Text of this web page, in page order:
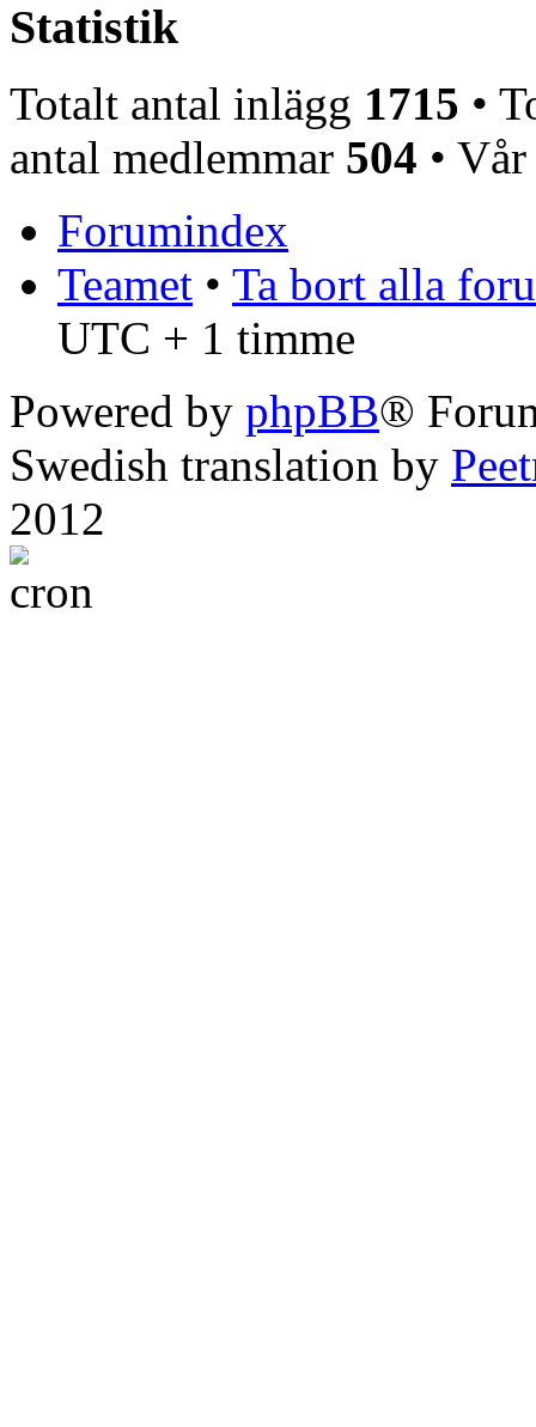
Statistik
Totalt antal inlägg 1715 •
antal medlemmar 504 •
Forumindex
Teamet • Ta bort alla
UTC + 1 timme
Powered by phpBB®
Swedish translation by
2012